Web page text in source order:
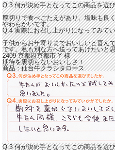
Q.3 何が決め手となってこの商品を選
厚切りで食べごたえがあり、塩味も良
やわらかいです。
Q.4 実際にお召し上がりになってみて
子供からお年寄りまでおいしいと喜ん
です。私も別な方へ送ってあげたいと
2409 京都府京都市Y様
期待を裏切らないおいしさ！
商品：仙台牛クラシタロース
Q.3 何が決め手となってこの商品を選